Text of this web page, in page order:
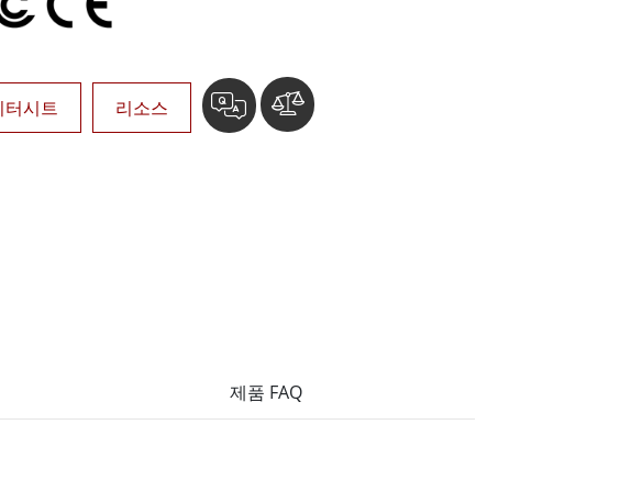
터시트 리소스
제품 FAQ